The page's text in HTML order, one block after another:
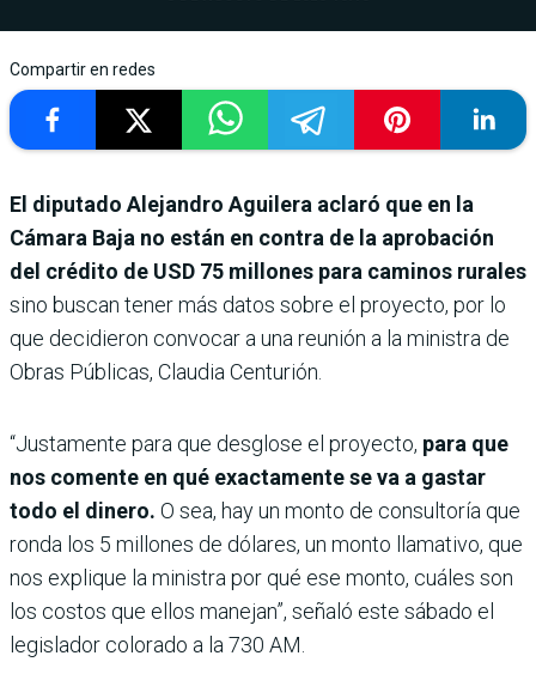
Compartir en redes
El diputado Alejandro Aguilera aclaró que en la
Cámara Baja no están en contra de la aprobación
del crédito de USD 75 millones para caminos rurales
sino buscan tener más datos sobre el proyecto, por lo
que decidieron convocar a una reunión a la ministra de
Obras Públicas, Claudia Centurión.
“Justamente para que desglose el proyecto, para que
nos comente en qué exactamente se va a gastar
todo el dinero. O sea, hay un monto de consultoría que
ronda los 5 millones de dólares, un monto llamativo, que
nos explique la ministra por qué ese monto, cuáles son
los costos que ellos manejan”, señaló este sábado el
legislador colorado a la 730 AM.